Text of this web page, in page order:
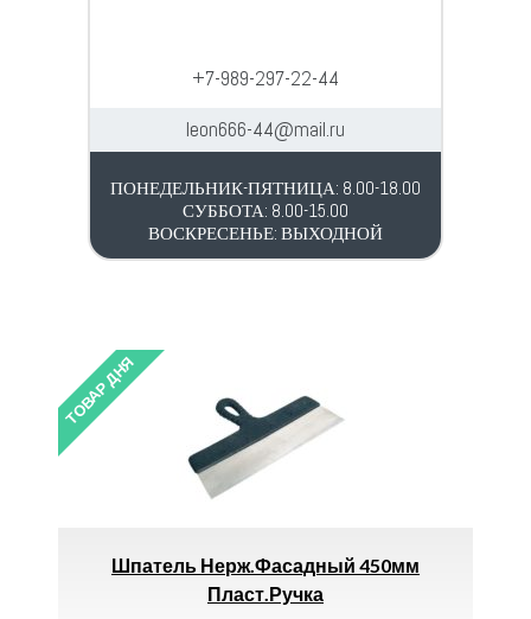
+7-989-297-22-44
leon666-44@mail.ru
ПОНЕДЕЛЬНИК-ПЯТНИЦА: 8.00-18.00
СУББОТА: 8.00-15.00
ВОСКРЕСЕНЬЕ: ВЫХОДНОЙ
ТОВАР ДНЯ
Шпатель Нерж.фасадный 450мм
Пласт.ручка